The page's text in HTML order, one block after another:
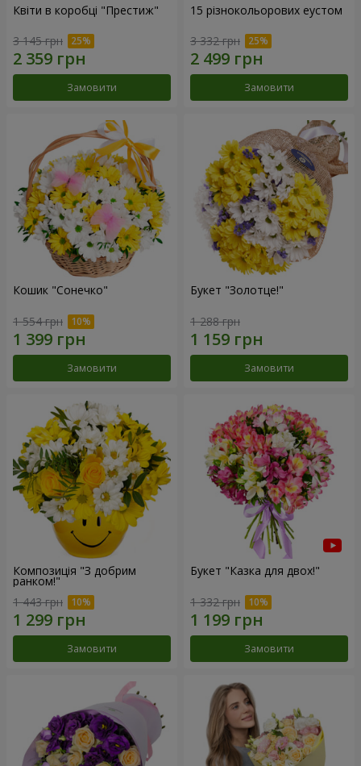
Квіти в коробці "Престиж"
3 145 грн
Замовити
15 різнокольорових еустом
3 332 грн
Замовити
Кошик "Сонечко"
1 554 грн
Замовити
Букет "Золотце!"
1 288 грн
Замовити
Композиція "З добрим
ранком!"
1 443 грн
Замовити
Букет "Казка для двох!"
1 332 грн
Замовити